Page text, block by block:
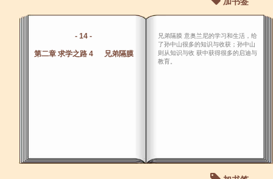
- 14 -
第二章 求学之路 4 兄弟隔膜
兄弟隔膜 意奥兰尼的学习和生活，给
了孙中山很多的知识与收获；孙中山
则从知识与收 获中获得很多的启迪与
教育。